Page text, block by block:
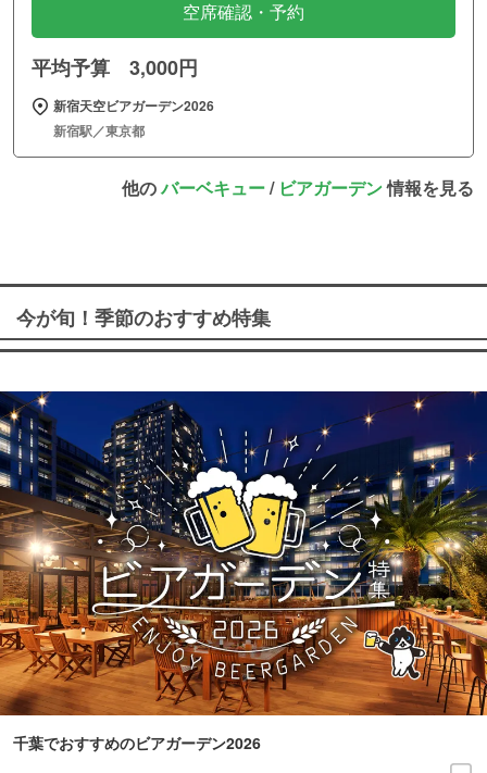
空席確認・予約
平均予算 3,000円
新宿天空ビアガーデン2026
新宿駅／東京都
他のバーベキュー/ ビアガーデン情報を見る
今が旬！季節のおすすめ特集
千葉でおすすめのビアガーデン2026